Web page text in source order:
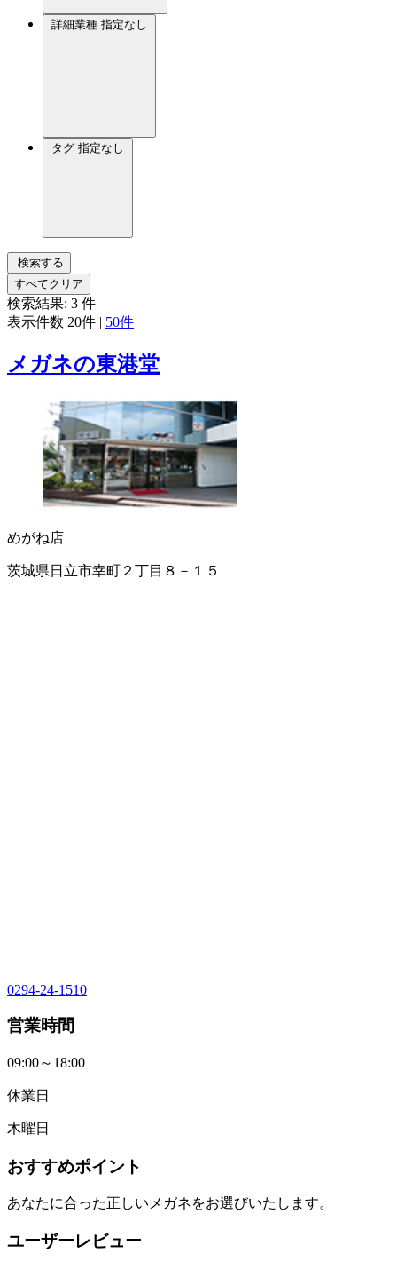
詳細業種 指定なし
タグ 指定なし
検索する
すべてクリア
検索結果: 3 件
表示件数 20件 | 50件
メガネの東港堂
めがね店
茨城県日立市幸町２丁目８－１５
0294-24-1510
営業時間
09:00～18:00
休業日
木曜日
おすすめポイント
あなたに合った正しいメガネをお選びいたします。
ユーザーレビュー